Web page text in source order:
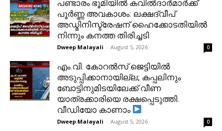
പണ്ടാരം ഭൂമിയിൽ കവിൽദാർമാർക്ക്
പൂർണ്ണ അവകാശം: ലക്ഷദ്വീപ്
അഡ്മിനിസ്ട്രേഷന് ഹൈക്കോടതിയിൽ
നിന്നും കനത്ത തിരിച്ചടി
Dweep Malayali - August 5, 2026 0
​എം.വി. കോറൽസ് ജെട്ടിയിൽ
അടുപ്പിക്കാനായില്ല; കപ്പലിനും
ബോട്ടിനുമിടയിലേക്ക് വീണ
യാത്രക്കാരിയെ രക്ഷപ്പെടുത്തി.
വീഡിയോ കാണാം
Dweep Malayali - August 5, 2026 0